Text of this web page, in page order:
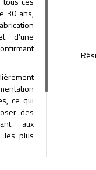
30 ans,
d’une
ce qui
des
aux
les plus